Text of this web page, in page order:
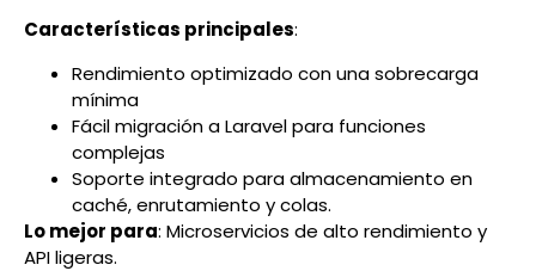
Características principales:
Rendimiento optimizado con una sobrecarga
mínima
Fácil migración a Laravel para funciones
complejas
Soporte integrado para almacenamiento en
caché, enrutamiento y colas.
Lo mejor para: Microservicios de alto rendimiento y
API ligeras.